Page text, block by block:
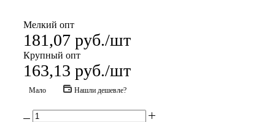
Мелкий опт
181,07 руб./шт
Крупный опт
163,13 руб./шт
Мало Нашли дешевле?